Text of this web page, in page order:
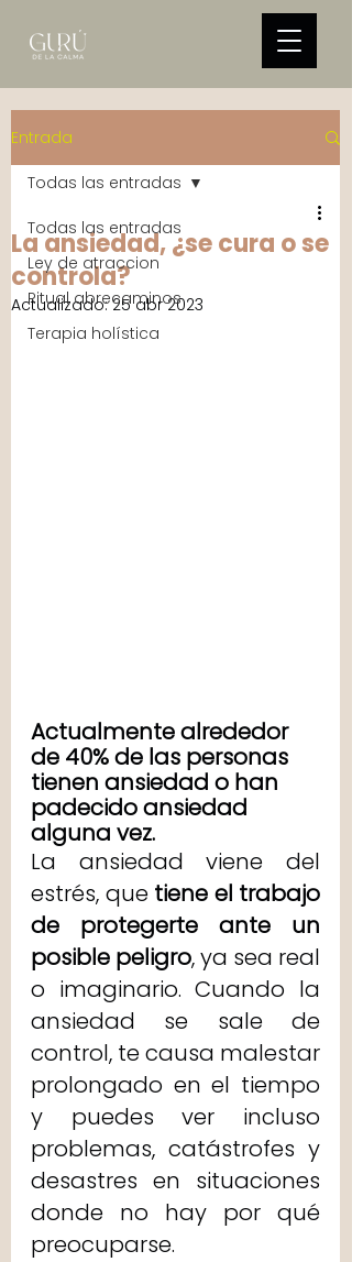
Entrada
Todas las entradas
Ley de atraccion
Ritual abrecaminos
Terapia holística
Todas las entradas
La ansiedad, ¿se cura o se
controla?
Actualizado:25 abr 2023
Actualmente alrededor
de 40% de las personas
tienen ansiedad o han
padecido ansiedad
alguna vez.
La ansiedad viene del
estrés, que tiene el trabajo
de protegerte ante un
posible peligro, ya sea real
o imaginario. Cuando la
ansiedad se sale de
control, te causa malestar
prolongado en el tiempo
y puedes ver incluso
problemas, catástrofes y
desastres en situaciones
donde no hay por qué
preocuparse.